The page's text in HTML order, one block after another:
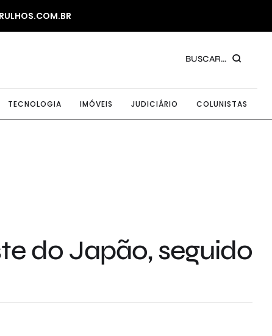
BUSCAR...
TECNOLOGIA IMÓVEIS JUDICIÁRIO COLUNISTAS
do Japão, seguido